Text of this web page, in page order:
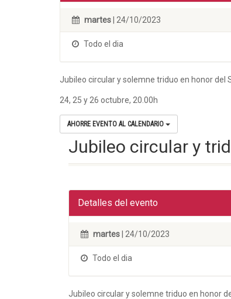
martes | 24/10/2023
Todo el dia
Jubileo circular y solemne triduo en honor del
24, 25 y 26 octubre, 20.00h
AHORRE EVENTO AL CALENDARIO
Jubileo circular y
Detalles del evento
martes | 24/10/2023
Todo el dia
Jubileo circular y solemne triduo en honor